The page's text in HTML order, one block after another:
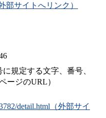
部サイトへリンク）
規定する文字、番号、
ージのURL）
detail.html（外部サイ